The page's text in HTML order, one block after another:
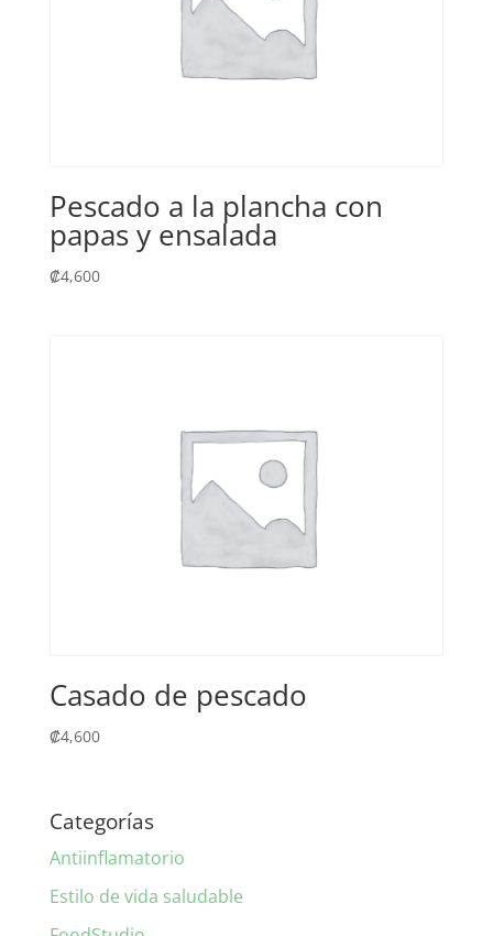
Pescado a la plancha con
papas y ensalada
₡4,600
Casado de pescado
₡4,600
Categorías
Antiinflamatorio
Estilo de vida saludable